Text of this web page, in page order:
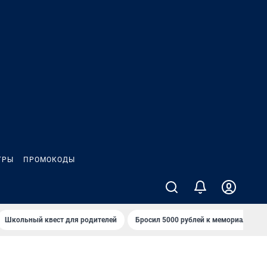
ПРОМОКОДЫ
Школьный квест для родителей Бросил 5000 рублей к мемориалу